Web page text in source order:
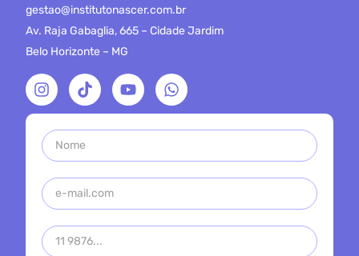
gestao@institutonascer.com.br
Av. Raja Gabaglia, 665 – Cidade Jardim
Belo Horizonte – MG